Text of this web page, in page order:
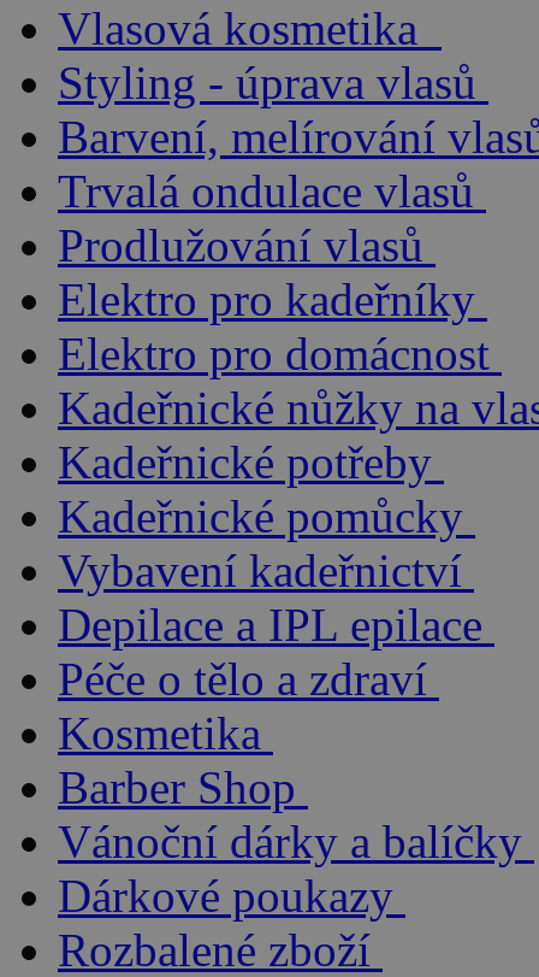
Vlasová kosmetika
Styling - úprava vlasů
Barvení, melírování
Trvalá ondulace vlasů
Prodlužování vlasů
Elektro pro kadeřníky
Elektro pro domácnost
Kadeřnické nůžky na
Kadeřnické potřeby
Kadeřnické pomůcky
Vybavení kadeřnictví
Depilace a IPL epilace
Péče o tělo a zdraví
Kosmetika
Barber Shop
Vánoční dárky a balíčky
Dárkové poukazy
Rozbalené zboží